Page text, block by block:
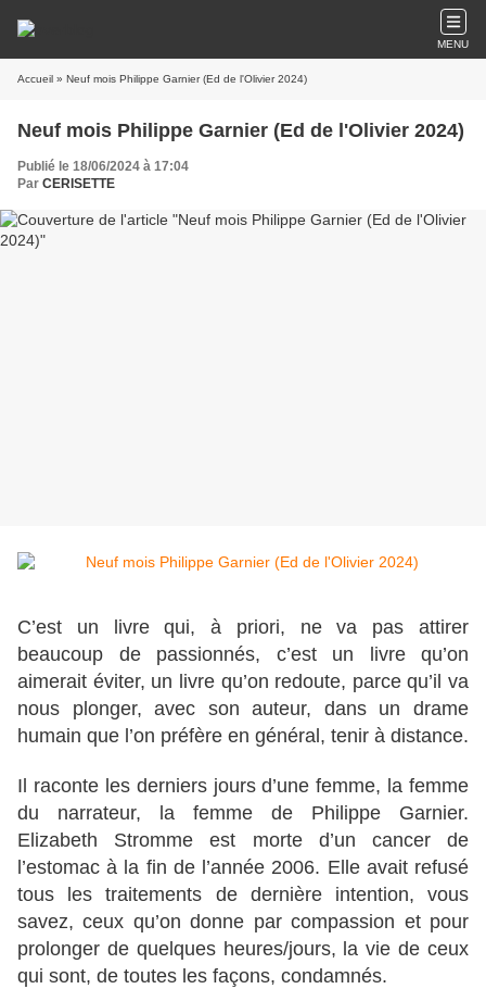
MENU
Accueil » Neuf mois Philippe Garnier (Ed de l'Olivier 2024)
Neuf mois Philippe Garnier (Ed de l'Olivier 2024)
Publié le 18/06/2024 à 17:04
Par CERISETTE
C’est un livre qui, à priori, ne va pas attirer
beaucoup de passionnés, c’est un livre qu’on
aimerait éviter, un livre qu’on redoute, parce qu’il va
nous plonger, avec son auteur, dans un drame
humain que l’on préfère en général, tenir à distance.
Il raconte les derniers jours d’une femme, la femme
du narrateur, la femme de Philippe Garnier.
Elizabeth Stromme est morte d’un cancer de
l’estomac à la fin de l’année 2006. Elle avait refusé
tous les traitements de dernière intention, vous
savez, ceux qu’on donne par compassion et pour
prolonger de quelques heures/jours, la vie de ceux
qui sont, de toutes les façons, condamnés.